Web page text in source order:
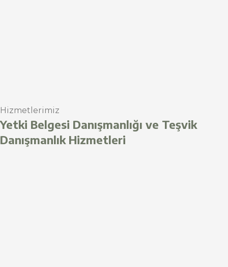
Hizmetlerimiz
Yetki Belgesi Danışmanlığı ve Teşvik
Danışmanlık Hizmetleri